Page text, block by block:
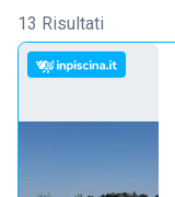
13 Risultati